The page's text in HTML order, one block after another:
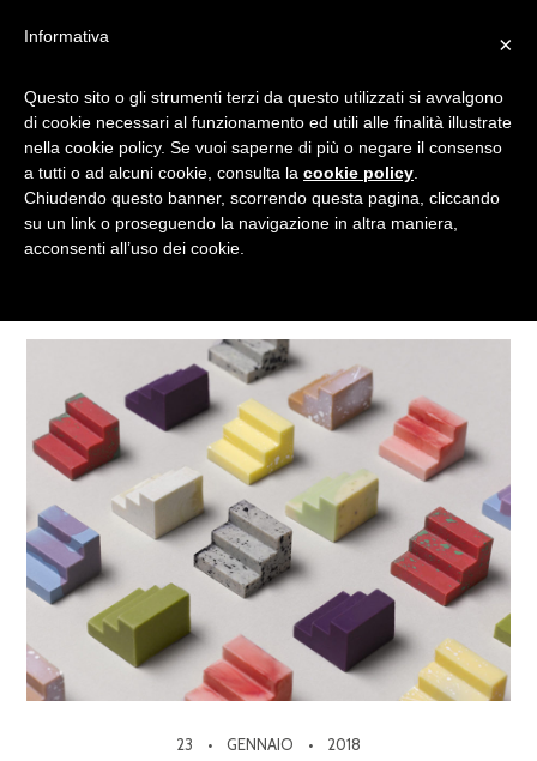
AUSTRALIA
Tagged
23 GENNAIO 2018
×
Informativa
Questo sito o gli strumenti terzi da questo utilizzati si avvalgono
di cookie necessari al funzionamento ed utili alle finalità illustrate
nella cookie policy. Se vuoi saperne di più o negare il consenso
a tutti o ad alcuni cookie, consulta la cookie policy
Chiudendo questo banner, scorrendo questa pagina, cliccando
su un link o proseguendo la navigazione in altra maniera,
acconsenti all’uso dei cookie.